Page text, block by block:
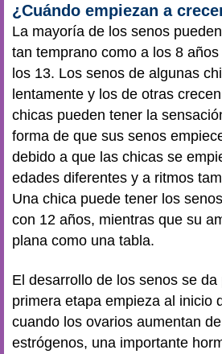
¿Cuándo empiezan a
La mayoría de los senos
tan temprano como a los 8
los 13. Los senos de algunas
lentamente y los de otras
chicas pueden tener la
forma de que sus senos
debido a que las chicas se
edades diferentes y a ritmos
Una chica puede tener los
con 12 años, mientras que su
plana como una tabla.
El desarrollo de los senos se
primera etapa empieza al inicio
cuando los ovarios aumentan
estrógenos, una importante